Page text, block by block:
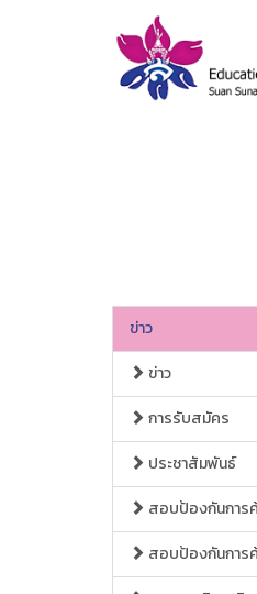
ข่าว
ข่าว
การรับสมัคร
ประชาสัมพันธ์
สอบป้องกันการ
สอบป้องกันการ